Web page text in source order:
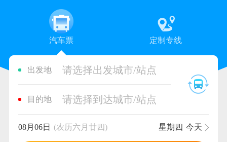
汽车票 定制专线
出发地 请选择出发城市/站点
目的地 请选择到达城市/站点
08月06日 (农历六月廿四) 星期四 今天